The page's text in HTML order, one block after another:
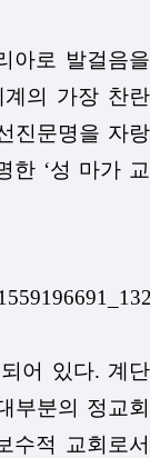
아로 발걸음을
계의 가장 찬란
진문명을 자랑
한 ‘성 마가 교
어 있다. 계단
부분의 정교회
수적 교회로서